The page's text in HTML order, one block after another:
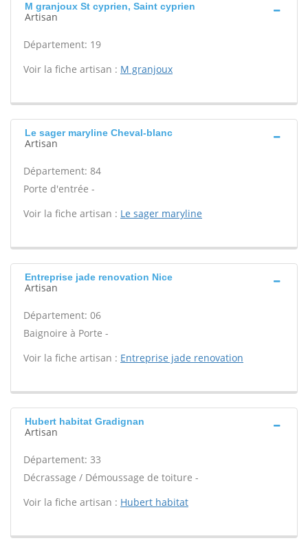
M granjoux St cyprien, Saint cyprien
Artisan
Département: 19
Voir la fiche artisan : M granjoux
Le sager maryline Cheval-blanc
Artisan
Département: 84
Porte d'entrée -
Voir la fiche artisan : Le sager maryline
Entreprise jade renovation Nice
Artisan
Département: 06
Baignoire à Porte -
Voir la fiche artisan : Entreprise jade renovation
Hubert habitat Gradignan
Artisan
Département: 33
Décrassage / Démoussage de toiture -
Voir la fiche artisan : Hubert habitat